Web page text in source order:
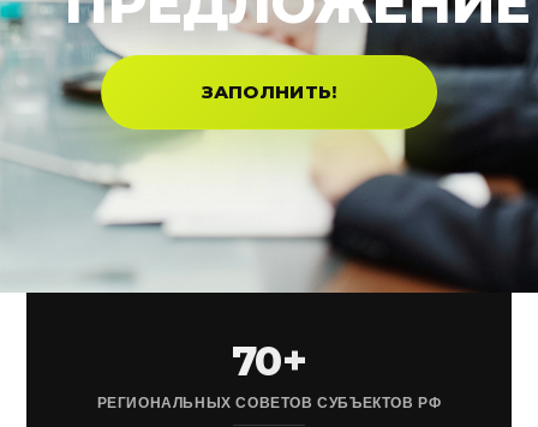
ЗАПОЛНИТЬ!
70+
РЕГИОНАЛЬНЫХ СОВЕТОВ СУБЪЕКТОВ РФ